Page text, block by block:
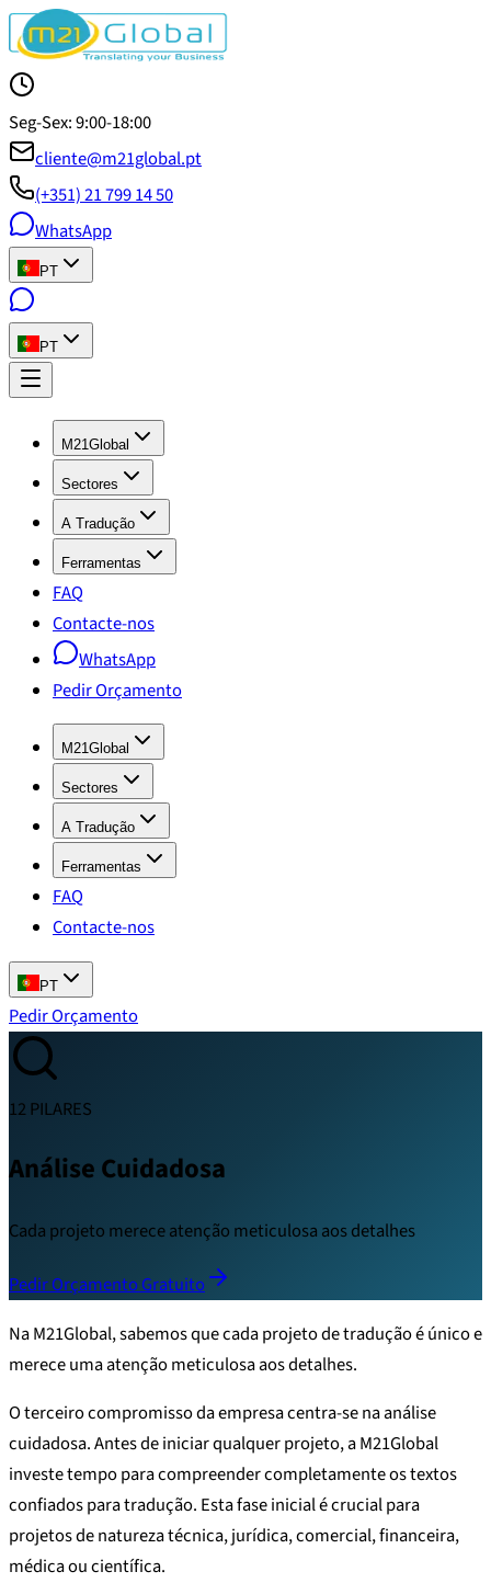
Seg-Sex: 9:00-18:00
cliente@m21global.pt
(+351) 21 799 14 50
WhatsApp
PT
PT
M21Global
Sectores
A Tradução
Ferramentas
FAQ
Contacte-nos
WhatsApp
Pedir Orçamento
M21Global
Sectores
A Tradução
Ferramentas
FAQ
Contacte-nos
PT
Pedir Orçamento
12 PILARES
Análise Cuidadosa
Cada projeto merece atenção meticulosa aos detalhes
Pedir Orçamento Gratuito
Na M21Global, sabemos que cada projeto de tradução é único e
merece uma atenção meticulosa aos detalhes.
O terceiro compromisso da empresa centra-se na análise
cuidadosa. Antes de iniciar qualquer projeto, a M21Global
investe tempo para compreender completamente os textos
confiados para tradução. Esta fase inicial é crucial para
projetos de natureza técnica, jurídica, comercial, financeira,
médica ou científica.